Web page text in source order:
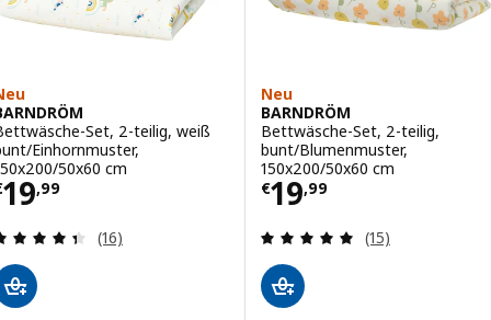
Set, 2-teilig, weiß
Einhornmuster,
50x60 cm
19,99€ 19,99
Überprüfung: 4.4 aus 5 sterne. Bewertungen
(16)
Neu
BARNDRÖM
Bettwäsche-Set, 2-teilig,
bunt/Blumenmuster,
150x200/50x60 cm
€19,99
Preis € 19,99
Überprüfung:
(15)